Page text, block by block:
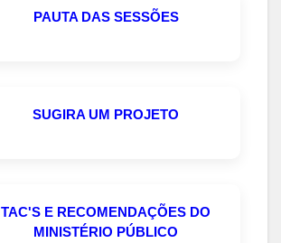
PAUTA DAS SESSÕES
SUGIRA UM PROJETO
TAC'S E RECOMENDAÇÕES DO
MINISTÉRIO PÚBLICO